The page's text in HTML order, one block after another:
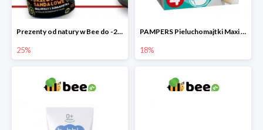
Prezenty od natury w Bee do -25%
25%
PAMPERS Pieluchomajtki Maxi Pants 4
18%